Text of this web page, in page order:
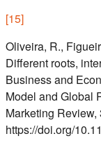
[15]
Oliveira, R.,
Different roots,
Business and
Model and Global
Marketing Review,
https://doi.org/